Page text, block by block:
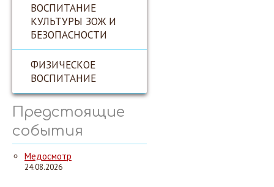
ВОСПИТАНИЕ
КУЛЬТУРЫ ЗОЖ И
БЕЗОПАСНОСТИ
ФИЗИЧЕСКОЕ
ВОСПИТАНИЕ
Предстоящие
события
Медосмотр
24.08.2026